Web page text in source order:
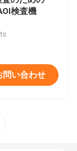
検査機
問い合わせ